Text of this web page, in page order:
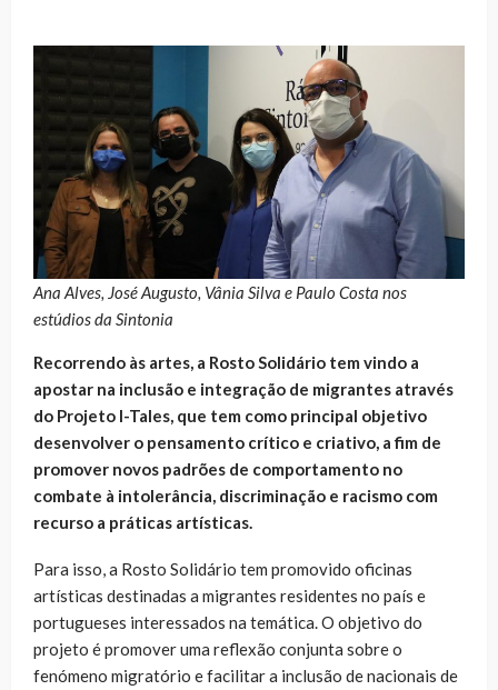
Ana Alves, José Augusto, Vânia Silva e Paulo Costa nos
estúdios da Sintonia
Recorrendo às artes, a Rosto Solidário tem vindo a
apostar na inclusão e integração de migrantes através
do Projeto I-Tales, que tem como principal objetivo
desenvolver o pensamento crítico e criativo, a fim de
promover novos padrões de comportamento no
combate à intolerância, discriminação e racismo com
recurso a práticas artísticas.
Para isso, a Rosto Solidário tem promovido oficinas
artísticas destinadas a migrantes residentes no país e
portugueses interessados na temática. O objetivo do
projeto é promover uma reflexão conjunta sobre o
fenómeno migratório e facilitar a inclusão de nacionais de